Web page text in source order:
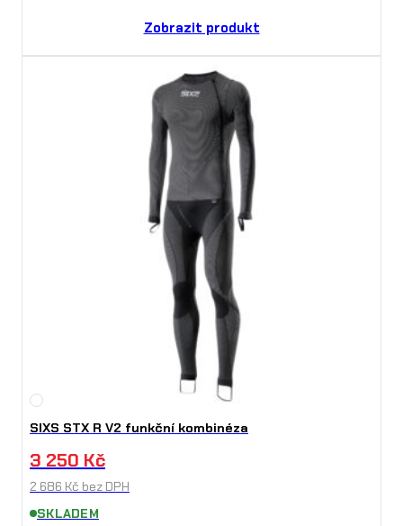
Zobrazit produkt
SIXS STX R V2 funkční kombinéza
3 250 Kč
2 686 Kč bez DPH
SKLADEM